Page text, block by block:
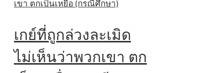
เกย์ที่ถูกล่วงละเมิด
ไม่เห็นว่าพวกเขา ตก